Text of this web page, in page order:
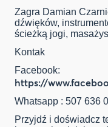
Zagra Damian
dźwięków,
ścieżką jogi,
Kontak
Facebook:
https://
Whatsapp : 507 636
Przyjdź i doświadcz